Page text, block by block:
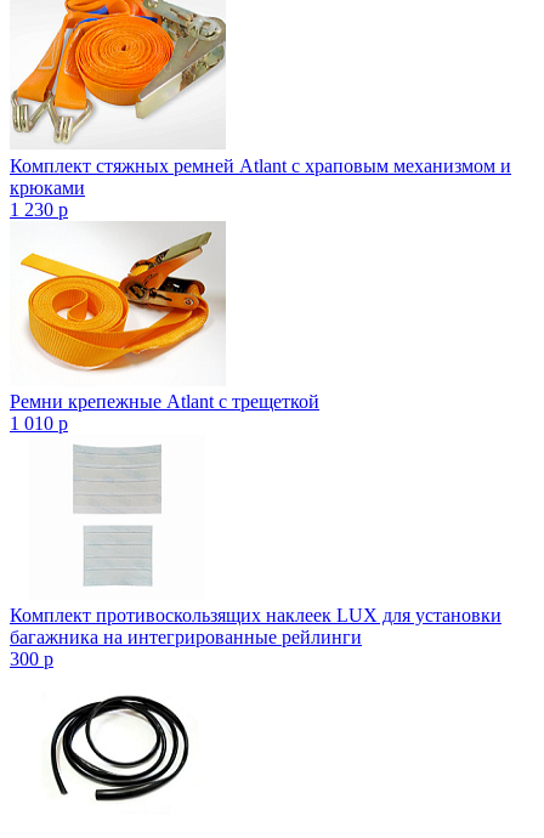
Комплект стяжных ремней Atlant с храповым механизмом и
крюками
1 230 p
Ремни крепежные Atlant с трещеткой
1 010 p
Комплект противоскользящих наклеек LUX для установки
багажника на интегрированные рейлинги
300 p